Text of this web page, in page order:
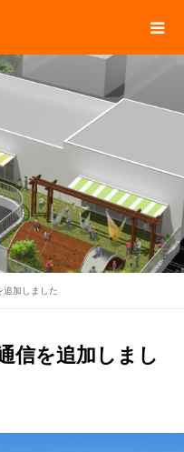
追加しました
信を追加しまし